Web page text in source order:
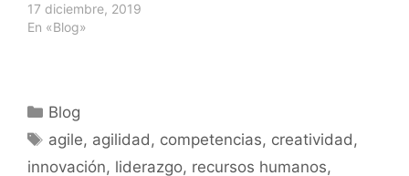
17 diciembre, 2019
En «Blog»
Categorías
Blog
Etiquetas
agile, agilidad, competencias, creatividad,
innovación, liderazgo, recursos humanos,